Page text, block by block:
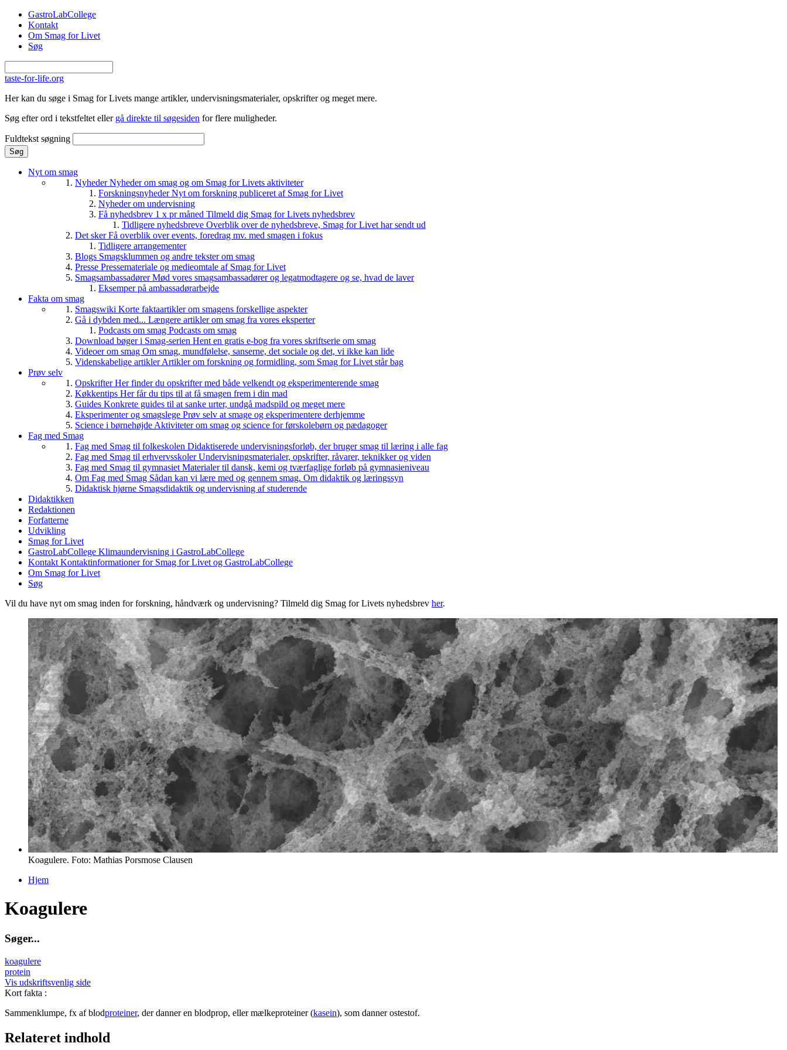
Gå til hovedindhold
GastroLabCollege
Kontakt
Om Smag for Livet
Søg
taste-for-life.org
Her kan du søge i Smag for Livets mange artikler, undervisningsmaterialer, opskrifter og meget mere.
Søg efter ord i tekstfeltet eller gå direkte til søgesiden for flere muligheder.
Fuldtekst søgning
Nyt om smag
NyhederNyheder om smag og om Smag for Livets aktiviteter
ForskningsnyhederNyt om forskning publiceret af Smag for Livet
Nyheder om undervisning
Få nyhedsbrev 1 x pr måned Tilmeld dig Smag for Livets nyhedsbrev
Tidligere nyhedsbreve Overblik over de nyhedsbreve, Smag for Livet har sendt ud
Det skerFå overblik over events, foredrag mv. med smagen i fokus
Tidligere arrangementer
Blogs Smagsklummen og andre tekster om smag
Presse Pressemateriale og medieomtale af Smag for Livet
SmagsambassadørerMød vores smagsambassadører og legatmodtagere og se, hvad de laver
Eksemper på ambassadørarbejde
Fakta om smag
Smagswiki Korte faktaartikler om smagens forskellige aspekter
Gå i dybden med... Længere artikler om smag fra vores eksperter
Podcasts om smag Podcasts om smag
Download bøger i Smag-serien Hent en gratis e-bog fra vores skriftserie om smag
Videoer om smag Om smag, mundfølelse, sanserne, det sociale og det, vi ikke kan lide
Videnskabelige artiklerArtikler om forskning og formidling, som Smag for Livet står bag
Prøv selv
OpskrifterHer finder du opskrifter med både velkendt og eksperimenterende smag
Køkkentips Her får du tips til at få smagen frem i din mad
Guides Konkrete guides til at sanke urter, undgå madspild og meget mere
Eksperimenter og smagslege Prøv selv at smage og eksperimentere derhjemme
Science i børnehøjde Aktiviteter om smag og science for førskolebørn og pædagoger
Fag med Smag
Fag med Smag til folkeskolen Didaktiserede undervisningsforløb, der bruger smag til læring i alle fag
Fag med Smag til erhvervsskolerUndervisningsmaterialer, opskrifter, råvarer, teknikker og viden
Fag med Smag til gymnasiet Materialer til dansk, kemi og tværfaglige forløb på gymnasieniveau
Om Fag med Smag Sådan kan vi lære med og gennem smag. Om didaktik og læringssyn
Didaktisk hjørne Smagsdidaktik og undervisning af studerende
Didaktikken
Redaktionen
Forfatterne
Udvikling
Smag for Livet
GastroLabCollege Klimaundervisning i GastroLabCollege
Kontakt Kontaktinformationer for Smag for Livet og GastroLabCollege
Om Smag for Livet
Søg
Vil du have nyt om smag inden for forskning, håndværk og undervisning? Tilmeld dig Smag for Livets nyhedsbrev her.
Koagulere. Foto: Mathias Porsmose Clausen
Hjem
Koagulere
Søger...
koagulere
protein
Vis udskriftsvenlig side
Kort fakta :
Sammenklumpe, fx af blodproteiner, der danner en blodprop, eller mælkeproteiner (kasein), som danner ostestof.
Relateret indhold